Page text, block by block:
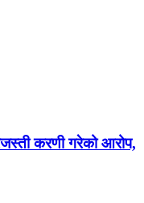
करणी गरेको आरोप,